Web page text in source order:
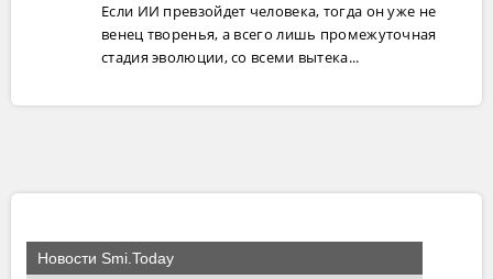
Если ИИ превзойдет человека, тогда он уже не
венец творенья, а всего лишь промежуточная
стадия эволюции, со всеми вытека...